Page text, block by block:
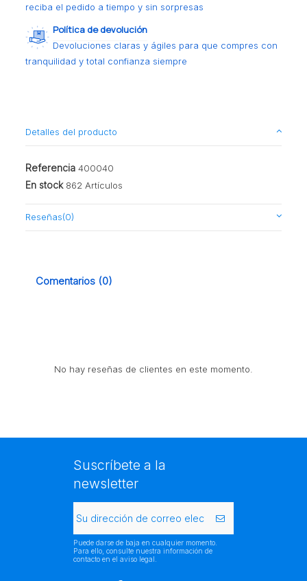
reciba el pedido a tiempo y sin sorpresas
Política de devolución
Devoluciones claras y ágiles para que compres con
tranquilidad y total confianza siempre
Detalles del producto
Referencia 400040
En stock 862 Artículos
Reseñas(0)
Comentarios (0)
No hay reseñas de clientes en este momento.
Suscríbete a la
newsletter
Puede darse de baja en cualquier momento.
Para ello, consulte nuestra información de
contacto en el aviso legal.